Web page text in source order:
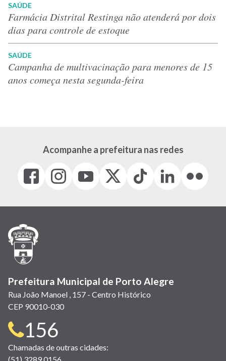
SAÚDE
Farmácia Distrital Restinga não atenderá por dois
dias para controle de estoque
SAÚDE
Campanha de multivacinação para menores de 15
anos começa nesta segunda-feira
Acompanhe a prefeitura nas redes
Facebook
(link
em
janela)
Instagram
(link
em
(link
em
(Antigo
(link
Tiktok
(link
em
LinkedIn
(link
em
(link
em
Prefeitura Municipal de Porto Alegre
Rua João Manoel , 157 - Centro Histórico
CEP 90010-030
Telefone
para
156
Chamadas de outras cidades: